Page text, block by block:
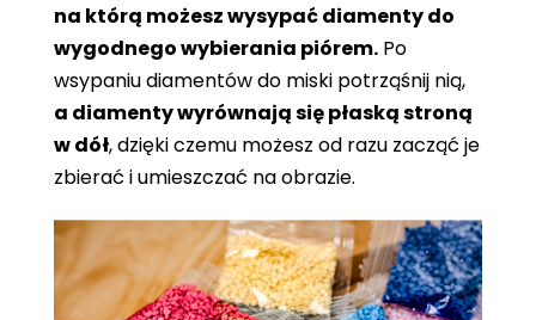
na którą możesz wysypać diamenty do
wygodnego wybierania piórem. Po
wsypaniu diamentów do miski potrząśnij nią,
a diamenty wyrównają się płaską stroną
w dół, dzięki czemu możesz od razu zacząć je
zbierać i umieszczać na obrazie.